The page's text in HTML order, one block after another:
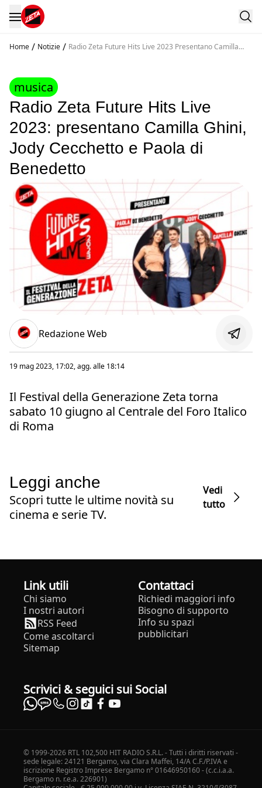
Home / Notizie / Radio Zeta Future Hits Live 2023 Presentano Camilla
musica
Radio Zeta Future Hits Live
2023: presentano Camilla Ghini,
Jody Cecchetto e Paola di
Benedetto
Redazione Web
19 mag 2023, 17:02, agg. alle 18:14
Il Festival della Generazione Zeta torna
sabato 10 giugno al Centrale del Foro Italico
di Roma
Leggi anche
Scopri tutte le ultime novità su
cinema e serie TV.
Vedi
tutto
Link utili
Chi siamo
I nostri autori
RSS Feed
Come ascoltarci
Sitemap
Contattaci
Richiedi maggiori info
Bisogno di supporto
Info su spazi
pubblicitari
Scrivici & seguici sui Social
© 1999-2026 RTL 102,500 HIT RADIO S.R.L. - Tutti i diritti riservati -
sede legale: 24121 Bergamo, via Clara Maffei, 14/A C.F./P.IVA e
iscrizione Registro Imprese Bergamo n° 01646950160 - (c.c.i.a.a.
Bergamo n. r.e.a. 226901)